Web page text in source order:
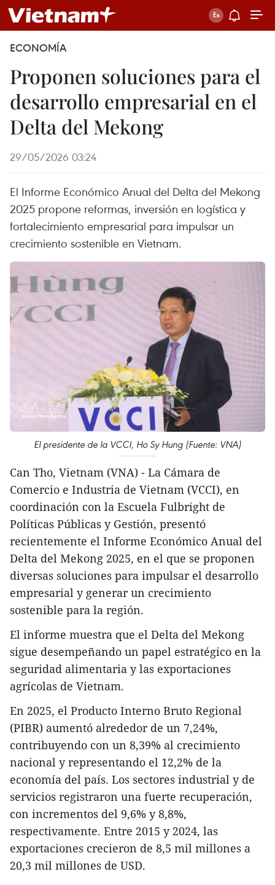
ECONOMÍA
Proponen soluciones para el
desarrollo empresarial en el
Delta del Mekong
29/05/2026 03:24
El Informe Económico Anual del Delta del Mekong
2025 propone reformas, inversión en logística y
fortalecimiento empresarial para impulsar un
crecimiento sostenible en Vietnam.
El presidente de la VCCI, Ho Sy Hung (Fuente: VNA)
Can Tho, Vietnam (VNA) - La Cámara de
Comercio e Industria de Vietnam (VCCI), en
coordinación con la Escuela Fulbright de
Políticas Públicas y Gestión, presentó
recientemente el Informe Económico Anual del
Delta del Mekong 2025, en el que se proponen
diversas soluciones para impulsar el desarrollo
empresarial y generar un crecimiento
sostenible para la región.
El informe muestra que el Delta del Mekong
sigue desempeñando un papel estratégico en la
seguridad alimentaria y las exportaciones
agrícolas de Vietnam.
En 2025, el Producto Interno Bruto Regional
(PIBR) aumentó alrededor de un 7,24%,
contribuyendo con un 8,39% al crecimiento
nacional y representando el 12,2% de la
economía del país. Los sectores industrial y de
servicios registraron una fuerte recuperación,
con incrementos del 9,6% y 8,8%,
respectivamente. Entre 2015 y 2024, las
exportaciones crecieron de 8,5 mil millones a
20,3 mil millones de USD.